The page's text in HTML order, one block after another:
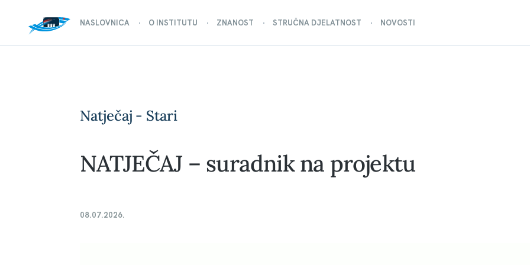
NASLOVNICA O INSTITUTU ZNANOST STRUČNA DJELATNOST NOVOSTI
Natječaj - Stari
NATJEČAJ – suradnik na projektu
08.07.2026.